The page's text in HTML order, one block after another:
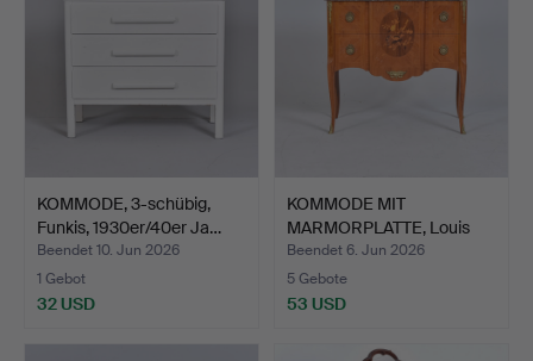
KOMMODE, 3-schübig,
Funkis, 1930er/40er Ja…
Beendet 10. Jun 2026
1 Gebot
32 USD
KOMMODE MIT
MARMORPLATTE, Louis
XVI-Stil, …
Beendet 6. Jun 2026
5 Gebote
53 USD